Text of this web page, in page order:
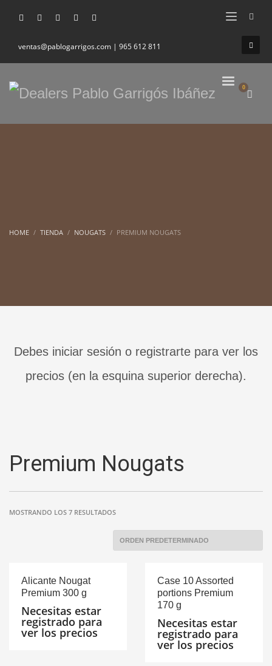
ventas@pablogarrigos.com | 965 612 811
HOME TIENDA NOUGATS PREMIUM NOUGATS
Debes iniciar sesión o registrarte para ver los
precios (en la esquina superior derecha).
Premium Nougats
MOSTRANDO LOS 7 RESULTADOS
Alicante Nougat
Premium 300 g
Necesitas estar
registrado para
ver los precios
Case 10 Assorted
portions Premium
170 g
Necesitas estar
registrado para
ver los precios